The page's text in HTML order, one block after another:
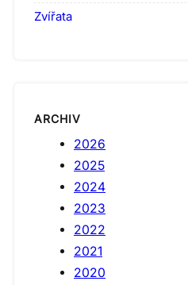
Zvířata
ARCHIV
2026
2025
2024
2023
2022
2021
2020